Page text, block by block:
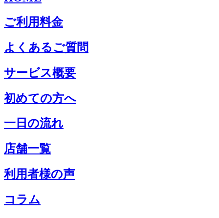
ご利用料金
よくあるご質問
サービス概要
初めての方へ
一日の流れ
店舗一覧
利用者様の声
コラム